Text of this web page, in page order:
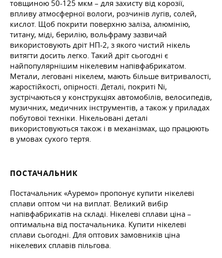
товщиною 50-125 мкм – для захисту від корозії,
впливу атмосферної вологи, розчинів лугів, солей,
кислот. Щоб покрити поверхню заліза, алюмінію,
титану, міді, берилію, вольфраму зазвичай
використовують дріт НП-2, з якого чистий нікель
витягти досить легко. Такий дріт сьогодні є
найпопулярнішим нікелевим напівфабрикатом.
Метали, леговані нікелем, мають більше витривалості,
жаростійкості, опірності. Деталі, покриті Ni,
зустрічаються у конструкціях автомобілів, велосипедів,
музичних, медичних інструментів, а також у приладах
побутової техніки. Нікельовані деталі
використовуються також і в механізмах, що працюють
в умовах сухого тертя.
ПОСТАЧАЛЬНИК
Постачальник «Ауремо» пропонує купити нікелеві
сплави оптом чи на виплат. Великий вибір
напівфабрикатів на складі. Нікелеві сплави ціна –
оптимальна від постачальника. Купити нікелеві
сплави сьогодні. Для оптових замовників ціна
нікелевих сплавів пільгова.